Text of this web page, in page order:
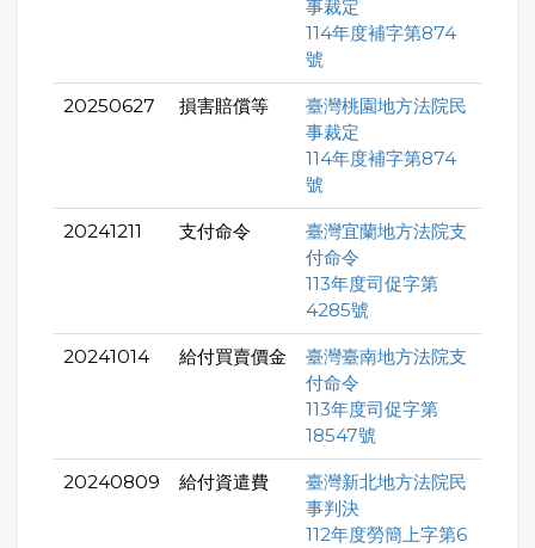
事裁定
114年度補字第874
號
20250627 損害賠償等
臺灣桃園地方法院民
事裁定
114年度補字第874
號
20241211 支付命令
臺灣宜蘭地方法院支
付命令
113年度司促字第
4285號
20241014 給付買賣價金
臺灣臺南地方法院支
付命令
113年度司促字第
18547號
20240809 給付資遣費
臺灣新北地方法院民
事判決
112年度勞簡上字第6